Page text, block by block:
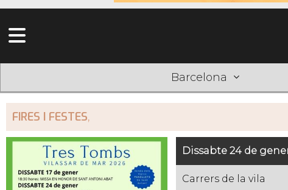
Barcelona
FIRES I FESTES,
Dissabte 24 de
Carrers de la vila